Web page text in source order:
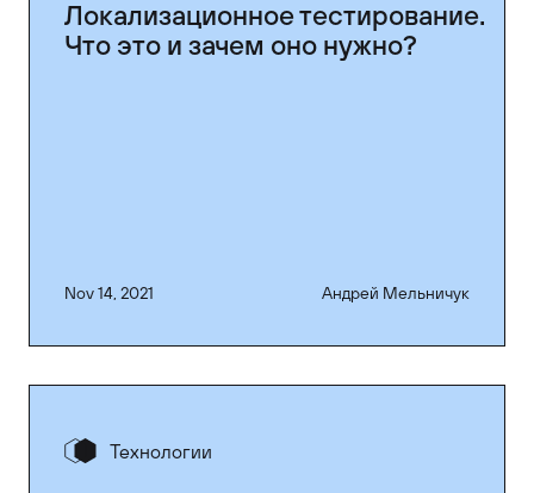
Локализационное тестирование.
Что это и зачем оно нужно?
Nov 14, 2021 Андрей Мельничук
Технологии